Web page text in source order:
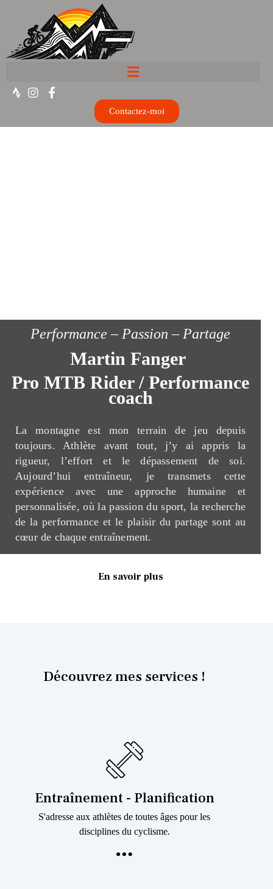
Contactez-moi
Performance – Passion – Partage
Martin Fanger
Pro MTB Rider / Performance
coach
La montagne est mon terrain de jeu depuis
toujours. Athlète avant tout, j’y ai appris la
rigueur, l’effort et le dépassement de soi.
Aujourd’hui entraîneur, je transmets cette
expérience avec une approche humaine et
personnalisée, où la passion du sport, la recherche
de la performance et le plaisir du partage sont au
cœur de chaque entraînement.
En savoir plus
Découvrez mes services !
Entraînement - Planification
S'adresse aux athlètes de toutes âges pour les
disciplines du cyclisme.